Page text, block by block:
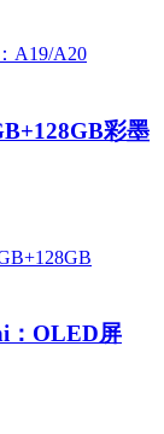
彩墨
：OLED屏